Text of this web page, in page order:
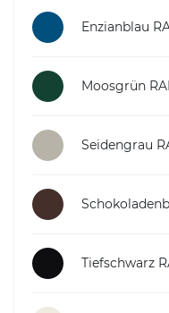
Enzianblau
Moosgrün
Seidengrau
Tiefschwarz